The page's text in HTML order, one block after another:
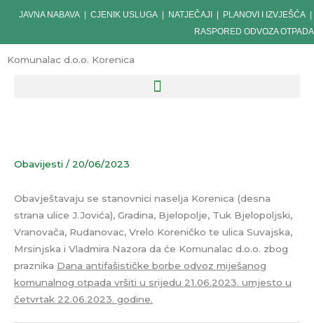
JAVNA NABAVA CJENIK USLUGA NATJEČAJI PLANOVI I IZVJEŠĆA
RASPORED ODVOZA OTPADA
Komunalac d.o.o. Korenica
Obavijesti / 20/06/2023
Obavještavaju se stanovnici naselja Korenica (desna
strana ulice J.Jovića), Gradina, Bjelopolje, Tuk Bjelopoljski,
Vranovača, Rudanovac, Vrelo Koreničko te ulica Suvajska,
Mrsinjska i Vladmira Nazora da će Komunalac d.o.o. zbog
praznika Dana antifašističke borbe odvoz miješanog
komunalnog otpada vršiti u srijedu 21.06.2023. umjesto u
četvrtak 22.06.2023. godine.